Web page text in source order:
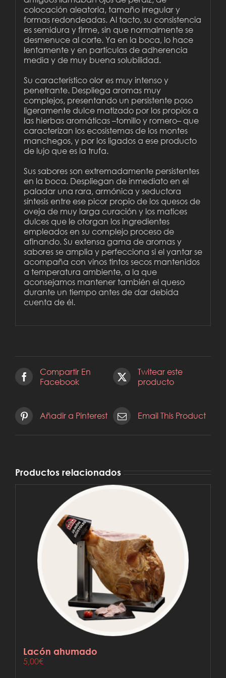
colocación aleatoria, tamaño irregular y
formas redondeadas. Al tacto, su consistencia
es semidura y firme, sin que normalmente se
desmenuce al corte. Ya en la boca, lo hace
lentamente y en partículas de adherencia
media y de muy buena solubilidad.
Su característico olor es muy intenso y
penetrante. Despliega aromas muy
complejos, presentando un persistente poso
ligeramente dulce matizado por los propios a
las hierbas aromáticas –tomillo y romero– que
caracterizan los ecosistemas de los montes
manchegos, y por los ligados a ese producto
de lujo que es la trufa.
Sus sabores son extremadamente persistentes
en la boca. Despliegan de inmediato en el
paladar una rara, armónica y seductora
síntesis entre ese picor propio de los quesos de
oveja de muy larga curación y los matices
dulces que le otorgan los ingredientes
empleados en su complejo proceso de
afinando. Su extensa gama de aromas y
sabores se amplia y perfecciona si el yantar se
acompaña con vinos tintos secos mantenidos
a temperatura ambiente, a la que
aconsejamos mantener también el queso
durante un tiempo antes de dar debida
cuenta de él.
Compartir En
Facebook
Twitear este
producto
Añadir a Pinterest Email This Product
Productos relacionados
Lacón ahumado
5,00€